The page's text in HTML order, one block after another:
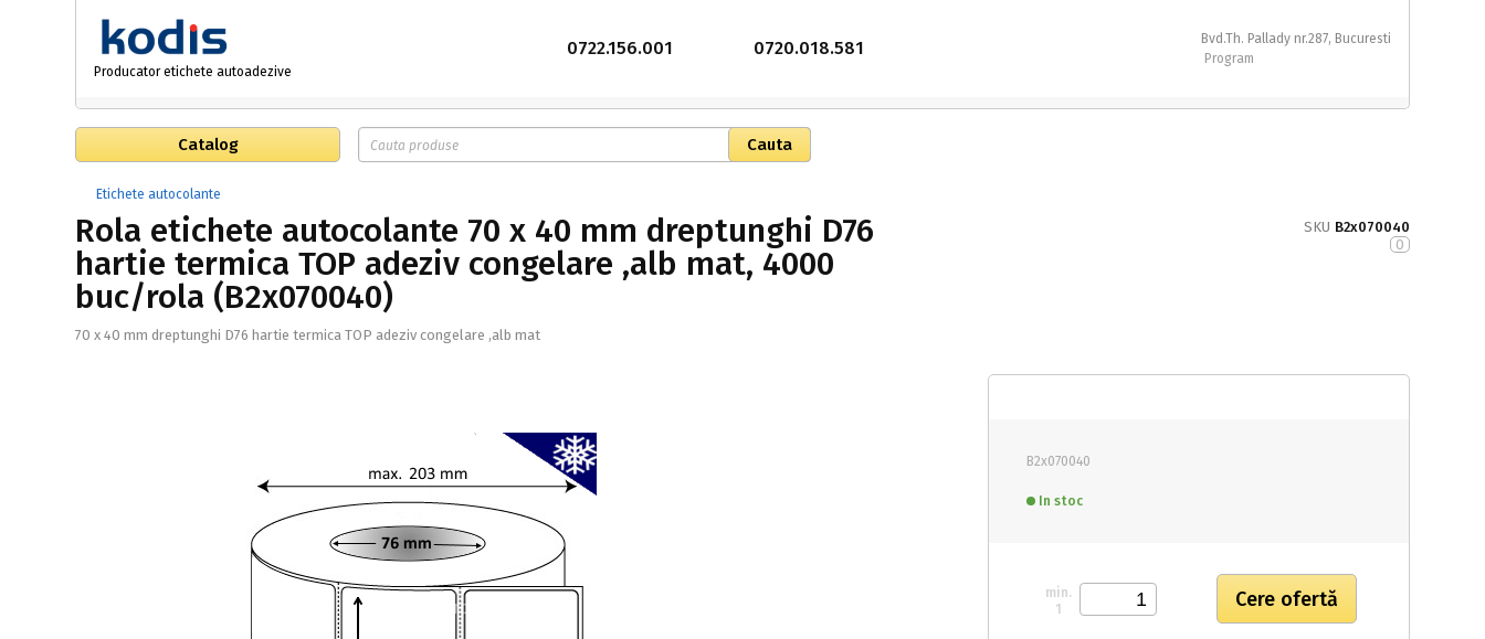
Producator etichete autoadezive
0722.156.001 0720.018.581
Bvd.Th. Pallady nr.287, Bucuresti
Program
Catalog
Etichete autocolante
Rola etichete autocolante 70 x 40 mm dreptunghi D76
hartie termica TOP adeziv congelare ,alb mat, 4000
buc/rola (B2x070040)
70 x 40 mm dreptunghi D76 hartie termica TOP adeziv congelare ,alb mat
SKU B2x070040
0
B2x070040
In stoc
min.
1